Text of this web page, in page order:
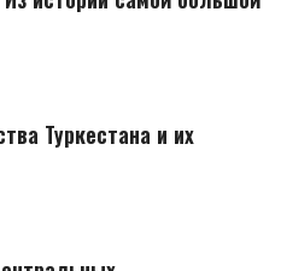
Туркестана и их